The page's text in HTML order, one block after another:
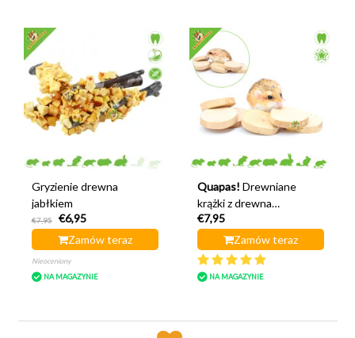
Gryzienie drewna
jabłkiem
€7,95
€6,95
Zamów teraz
Nieoceniony
NA MAGAZYNIE
Quapas! Drewniane
krążki z drewna
kawowego 6 sztuk
€7,95
Zamów teraz
NA MAGAZYNIE